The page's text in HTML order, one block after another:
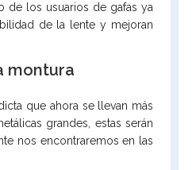
de los usuarios de gafas ya
de la lente y mejoran
montura
que ahora se llevan más
grandes, estas serán
nos encontraremos en las